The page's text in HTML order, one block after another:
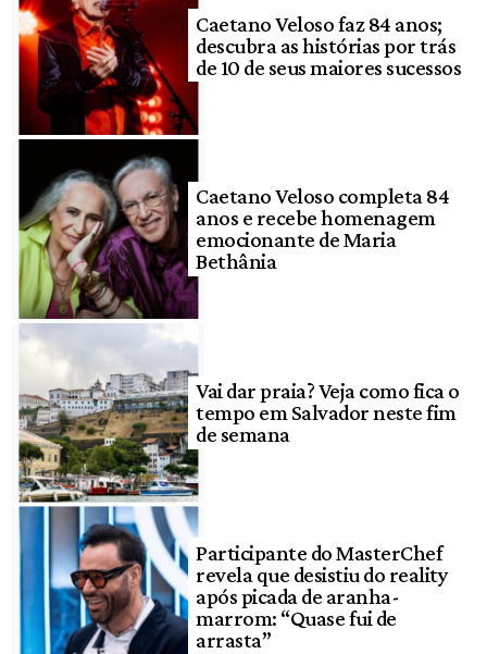
Caetano Veloso faz 84 anos;
descubra as histórias por trás
de 10 de seus maiores sucessos
Caetano Veloso completa 84
anos e recebe homenagem
emocionante de Maria
Bethânia
Vai dar praia? Veja como fica o
tempo em Salvador neste fim
de semana
Participante do MasterChef
revela que desistiu do reality
após picada de aranha-
marrom: “Quase fui de
arrasta”